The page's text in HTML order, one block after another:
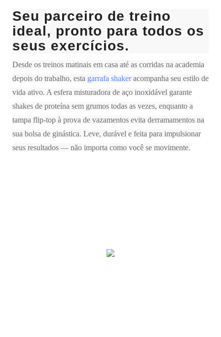
Seu parceiro de treino
ideal, pronto para todos os
seus exercícios.
Desde os treinos matinais em casa até as corridas na academia
depois do trabalho, esta garrafa shakeracompanha seu estilo de
vida ativo. A esfera misturadora de aço inoxidável garante
shakes de proteína sem grumos todas as vezes, enquanto a
tampa flip-top à prova de vazamentos evita derramamentos na
sua bolsa de ginástica. Leve, durável e feita para impulsionar
seus resultados — não importa como você se movimente.